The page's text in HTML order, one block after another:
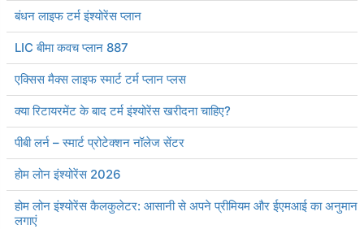
बंधन लाइफ टर्म इंश्योरेंस प्लान
LIC बीमा कवच प्लान 887
एक्सिस मैक्स लाइफ स्मार्ट टर्म प्लान प्लस
क्या रिटायरमेंट के बाद टर्म इंश्योरेंस खरीदना चाहिए?
पीबी लर्न – स्मार्ट प्रोटेक्शन नॉलेज सेंटर
होम लोन इंश्योरेंस 2026
होम लोन इंश्योरेंस कैलकुलेटर: आसानी से अपने प्रीमियम और ईएमआई का अनुमान
लगाएं